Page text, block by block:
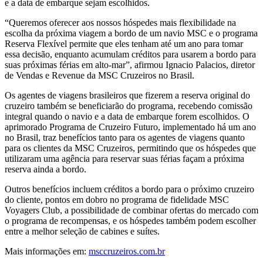
e a data de embarque sejam escolhidos.
“Queremos oferecer aos nossos hóspedes mais flexibilidade na
escolha da próxima viagem a bordo de um navio MSC e o programa
Reserva Flexível permite que eles tenham até um ano para tomar
essa decisão, enquanto acumulam créditos para usarem a bordo para
suas próximas férias em alto-mar”, afirmou Ignacio Palacios, diretor
de Vendas e Revenue da MSC Cruzeiros no Brasil.
Os agentes de viagens brasileiros que fizerem a reserva original do
cruzeiro também se beneficiarão do programa, recebendo comissão
integral quando o navio e a data de embarque forem escolhidos. O
aprimorado Programa de Cruzeiro Futuro, implementado há um ano
no Brasil, traz benefícios tanto para os agentes de viagens quanto
para os clientes da MSC Cruzeiros, permitindo que os hóspedes que
utilizaram uma agência para reservar suas férias façam a próxima
reserva ainda a bordo.
Outros benefícios incluem créditos a bordo para o próximo cruzeiro
do cliente, pontos em dobro no programa de fidelidade MSC
Voyagers Club, a possibilidade de combinar ofertas do mercado com
o programa de recompensas, e os hóspedes também podem escolher
entre a melhor seleção de cabines e suítes.
Mais informações em: msccruzeiros.com.br